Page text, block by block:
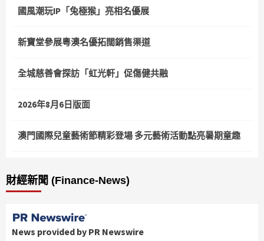
國風潮玩IP「兔極猴」亮相名優展
新寶堂參展粵澳名優拓闊銷售渠道
全城慈善會探訪「虹光軒」促傷健共融
2026年8月6日版面
澳門國際兒童藝術節精彩登場 多元藝術活動點亮暑期童趣
財經新聞 (Finance-News)
News provided by PR Newswire